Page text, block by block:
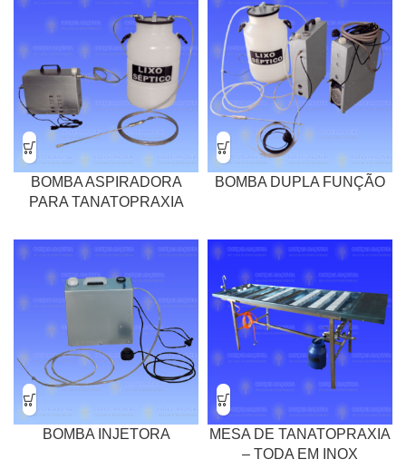
BOMBA ASPIRADORA
PARA TANATOPRAXIA
BOMBA DUPLA FUNÇÃO
BOMBA INJETORA
MESA DE TANATOPRAXIA
– TODA EM INOX